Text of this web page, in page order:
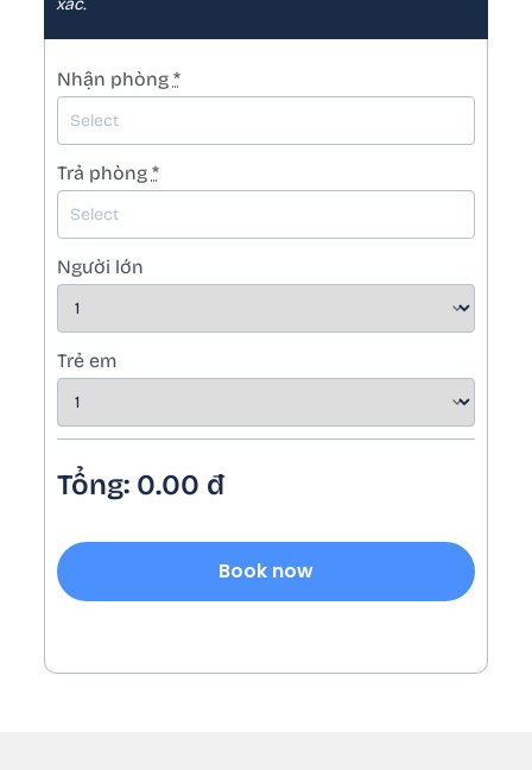
Nhận phòng *
Trả phòng *
Người lớn
Trẻ em
Tổng: 0.00 đ
Book now